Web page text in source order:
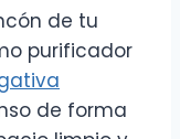
de tu
purificador
de forma